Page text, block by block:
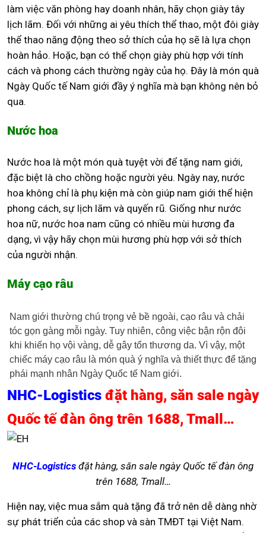
làm việc văn phòng hay doanh nhân, hãy chọn giày tây
lịch lãm. Đối với những ai yêu thích thể thao, một đôi giày
thể thao năng động theo sở thích của họ sẽ là lựa chọn
hoàn hảo. Hoặc, bạn có thể chọn giày phù hợp với tính
cách và phong cách thường ngày của họ. Đây là món quà
Ngày Quốc tế Nam giới đầy ý nghĩa mà bạn không nên bỏ
qua.
Nước hoa
Nước hoa là một món quà tuyệt vời để tặng nam giới,
đặc biệt là cho chồng hoặc người yêu. Ngày nay, nước
hoa không chỉ là phụ kiện mà còn giúp nam giới thể hiện
phong cách, sự lịch lãm và quyến rũ. Giống như nước
hoa nữ, nước hoa nam cũng có nhiều mùi hương đa
dạng, vì vậy hãy chọn mùi hương phù hợp với sở thích
của người nhận.
Máy cạo râu
Nam giới thường chú trọng vẻ bề ngoài, cạo râu và chải
tóc gọn gàng mỗi ngày. Tuy nhiên, công việc bận rộn đôi
khi khiến họ vội vàng, dễ gây tổn thương da. Vì vậy, một
chiếc máy cạo râu là món quà ý nghĩa và thiết thực để tặng
phái mạnh nhân Ngày Quốc tế Nam giới.
NHC-Logistics đặt hàng, săn sale ngày
Quốc tế đàn ông trên 1688, Tmall…
NHC-Logistics đặt hàng, săn sale ngày Quốc tế đàn ông
trên 1688, Tmall…
Hiện nay, việc mua sắm quà tặng đã trở nên dễ dàng nhờ
sự phát triển của các shop và sàn TMĐT tại Việt Nam.